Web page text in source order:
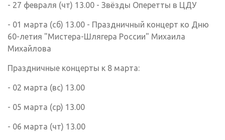
- 27 февраля (чт) 13.00 - Звёзды Оперетты в ЦДУ
- 01 марта (сб) 13.00 - Праздничный концерт ко Дню
60-летия "Мистера-Шлягера России" Михаила
Михайлова
Праздничные концерты к 8 марта:
- 02 марта (вс) 13.00
- 05 марта (ср) 13.00
- 06 марта (чт) 13.00